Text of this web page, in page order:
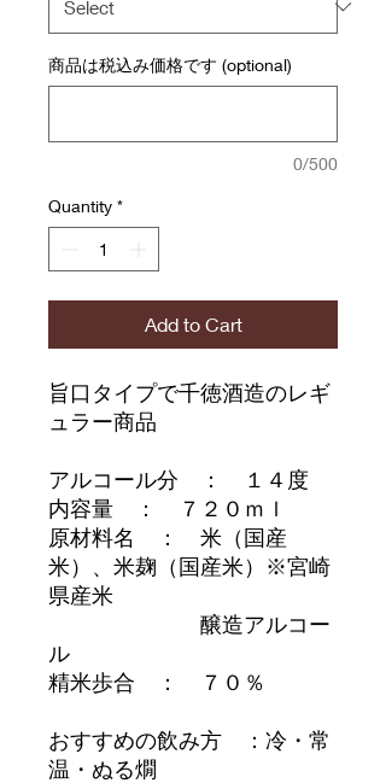
商品は税込み価格です (optional)
0/500
Quantity *
Add to Cart
旨口タイプで千徳酒造のレギ
ュラー商品
アルコール分 ： １４度
内容量 ： ７２０ｍｌ
原材料名 ： 米（国産
米）、米麹（国産米）※宮崎
県産米
醸造アルコー
ル
精米歩合 ： ７０％
おすすめの飲み方 ：冷・常
温・ぬる燗